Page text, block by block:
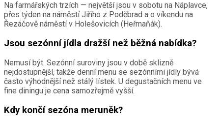
Na farmářských trzích — největší jsou v sobotu na Náplavce,
přes týden na náměstí Jiřího z Poděbrad a o víkendu na
Řezáčově náměstí v Holešovicích (Heřmaňák).
Jsou sezónní jídla dražší než běžná nabídka?
Nemusí být. Sezónní suroviny jsou v době sklizně
nejdostupnější, takže denní menu se sezónními jídly bývá
často výhodnější než stálý lístek. U degustačních menu ve
fine diningu je cena samozřejmě vyšší.
Kdy končí sezóna meruněk?